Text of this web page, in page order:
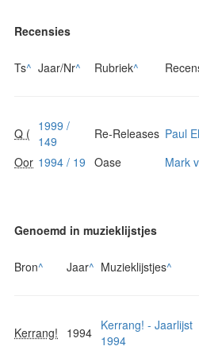
Recensies
Ts^ Jaar/Nr^ Rubriek^
Q ( 1999 /
149
Re-Releases Paul
Oor 1994 / 19 Oase Mark
Genoemd in muzieklijstjes
Bron^ Jaar^ Muzieklijstjes^
Kerrang! 1994 Kerrang! - Jaarlijst
1994